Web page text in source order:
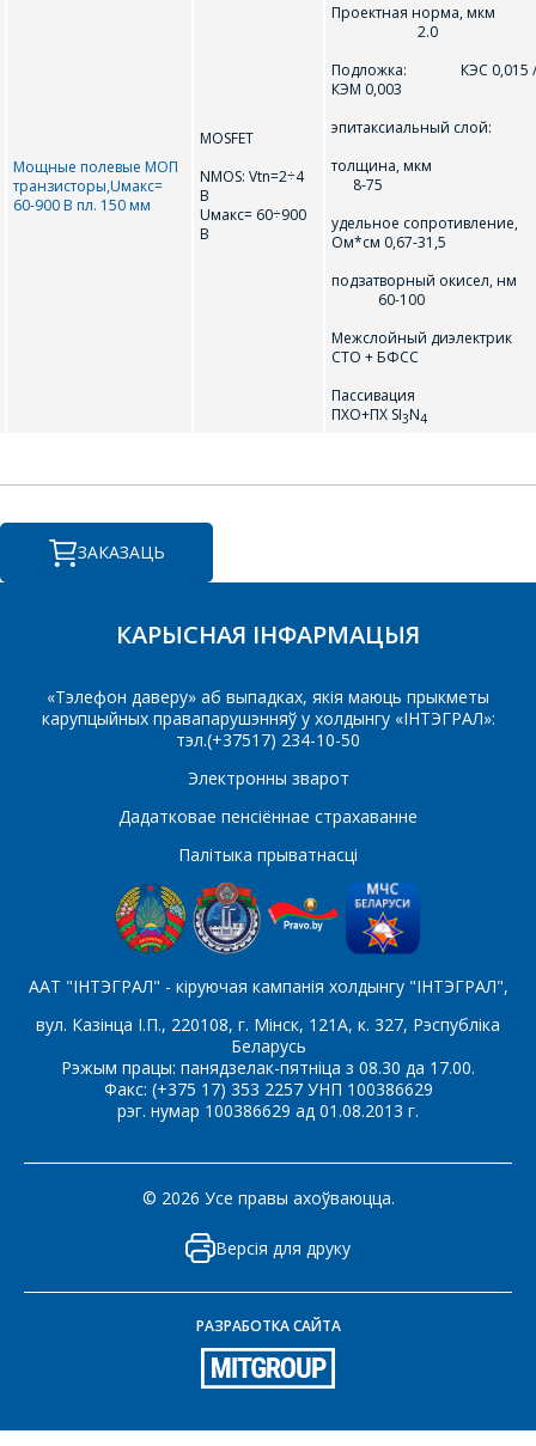
Мощные полевые МОП
транзисторы,Uмакс=
60-900 В пл. 150 мм
MOSFET
NMOS: Vtn=2÷4
В
Uмакс= 60÷900
В
Проектная норма, мкм
2.0
Подложка: КЭС 0,015 /
КЭМ 0,003
эпитаксиальный слой:
толщина,
8-75
удельное сопротивление,
Ом*см 0,67-31,5
подзатворный окисел, нм
60-100
Межслойный диэлектрик
СТО + БФСС
Пассивация
ПХО+ПХ SI3N4
ЗАКАЗАЦЬ
КАРЫСНАЯ ІНФАРМАЦЫЯ
«Тэлефон даверу» аб выпадках, якія маюць прыкметы
карупцыйных правапарушэнняў у холдынгу «ІНТЭГРАЛ»:
тэл.(+37517) 234-10-50
Электронны зварот
Дадатковае пенсіённае страхаванне
Палітыка прыватнасці
ААТ "ІНТЭГРАЛ" - кіруючая кампанія холдынгу "ІНТЭГРАЛ",
вул. Казінца І.П., 220108, г. Мінск, 121А, к. 327, Рэспубліка
Беларусь
Рэжым працы: панядзелак-пятніца з 08.30 да 17.00.
Факс: (+375 17) 353 2257 УНП 100386629
рэг. нумар 100386629 ад 01.08.2013 г.
© 2026 Усе правы ахоўваюцца.
Версія для друку
РАЗРАБОТКА САЙТА
Тэлефон*
Паведамленне*
СОХРАНИТЬ